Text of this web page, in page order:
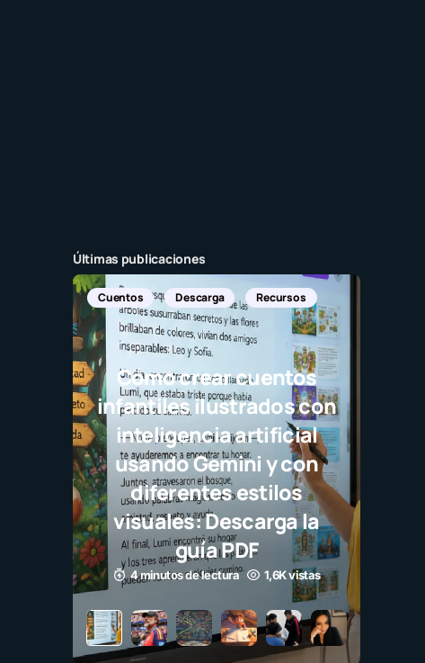
Últimas publicaciones
Descarga Recursos
Cómo crear cuentos
infantiles ilustrados con
inteligencia artificial
usando Gemini y con
diferentes estilos
visuales: Descarga la
guía PDF
4 minutos de lectura 1,6K vistas